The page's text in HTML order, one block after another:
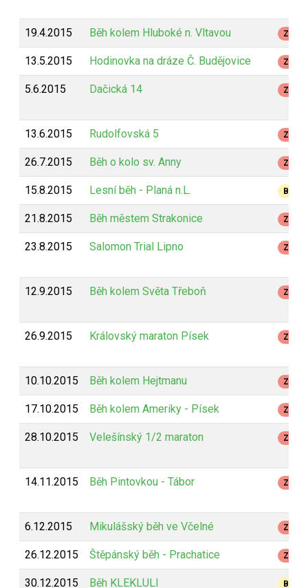
19.4.2015 Běh kolem Hluboké n. Vltavou Z
13.5.2015 Hodinovka na dráze Č. Budějovice Z
5.6.2015 Dačická 14 Z
13.6.2015 Rudolfovská 5 Z
26.7.2015 Běh o kolo sv. Anny Z
15.8.2015 Lesní běh - Planá n.L. B
21.8.2015 Běh městem Strakonice Z
23.8.2015 Salomon Trial Lipno Z
12.9.2015 Běh kolem Světa Třeboň Z
26.9.2015 Královský maraton Písek Z
10.10.2015 Běh kolem Hejtmanu Z
17.10.2015 Běh kolem Ameriky - Písek Z
28.10.2015 Velešínský 1/2 maraton Z
14.11.2015 Běh Pintovkou - Tábor Z
6.12.2015 Mikulášský běh ve Včelné Z
26.12.2015 Štěpánský běh - Prachatice Z
30.12.2015 Běh KLEKLULI B